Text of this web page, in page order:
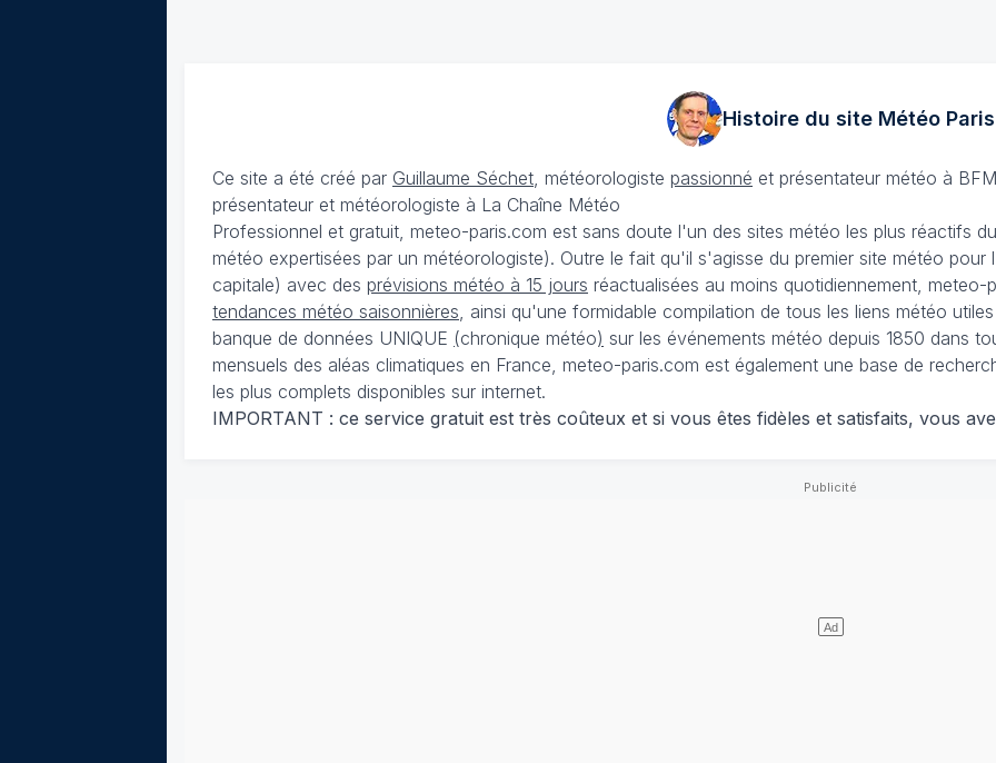
Histoire du site MétéoParis
Ce site a été créé par Guillaume Séchet , météorologiste passionné et présentateur météo à
présentateur et météorologiste à La Chaîne Météo
Professionnel et gratuit, meteo-paris.com est sans doute l'un des sites météo les plus réactifs
météo expertisées par un météorologiste). Outre le fait qu'il s'agisse du premier site météo
capitale) avec des prévisions météo à 15 jours réactualisées au moins quotidiennement,
tendances météo saisonnières , ainsi qu'une formidable compilation de tous les liens météo
banque de données UNIQUE (chronique météo) sur les événements météo depuis 1850 dans
mensuels des aléas climatiques en France, meteo-paris.com est également une base de
les plus complets disponibles sur internet.
IMPORTANT : ce service gratuit est très coûteux et si vous êtes fidèles et satisfaits, vous